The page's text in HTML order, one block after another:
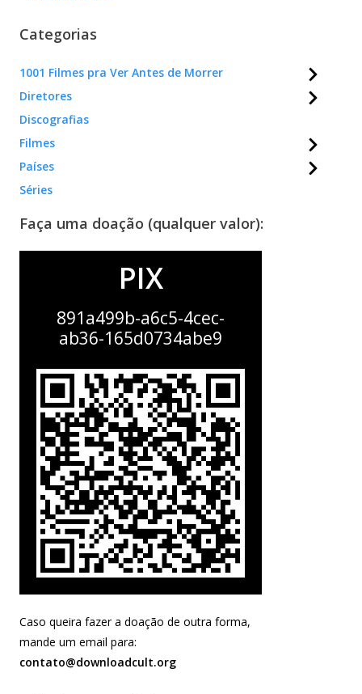
Categorias
1001 Filmes pra Ver Antes de Morrer
Diretores
Discografias
Filmes
Países
Séries
Faça uma doação (qualquer valor):
PIX
891a499b-a6c5-4cec-
ab36-165d0734abe9
Caso queira fazer a doação de outra forma,
mande um email para:
contato@downloadcult.org